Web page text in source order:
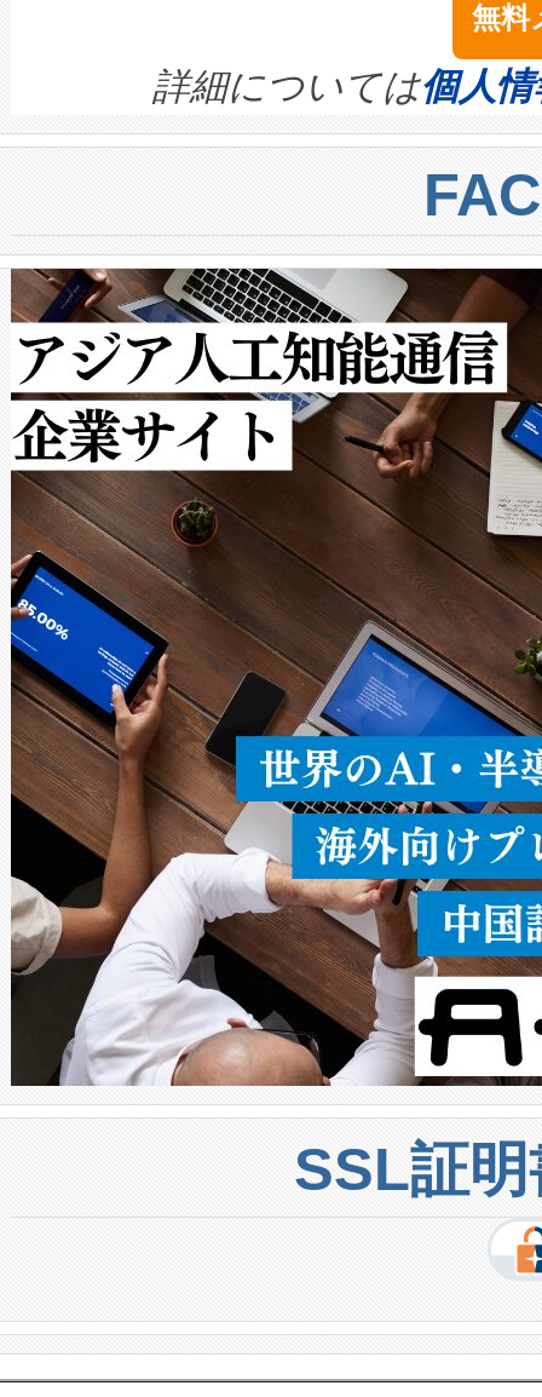
きます。この効率性は、フェ
ます。 Voltaiq provides a
quality and reliability for AI
BESS stack to ensure battery
centers. Voltaiqは、ai&のAI
からシステム統合、試運転、
クルの各段階のデータを監視
[…]
イズの小径化を実現すること
す。ノーマルモードでは、
ートル先まで検出でき、これ
トに対して約600メートルに
では、反射率10％のターゲッ
で向上し、最大検知距離は
ットだけで最大1キロメート
ルの変電所周囲を監視でき、
作業と点群処理を簡素化でき
Avia 2は、2種類のFOVオプシ
× 80°のノーマルモード、長
ードを切り替えて使用するこ
ることなく、単一のデバイス
うにします。遠距離まで届く
密度なスキャ […]
無料
詳細については個人
SSL証